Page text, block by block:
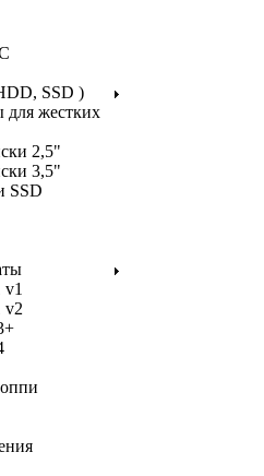
SSD )
для жестких
2,5"
3,5"
SSD
v1
v2